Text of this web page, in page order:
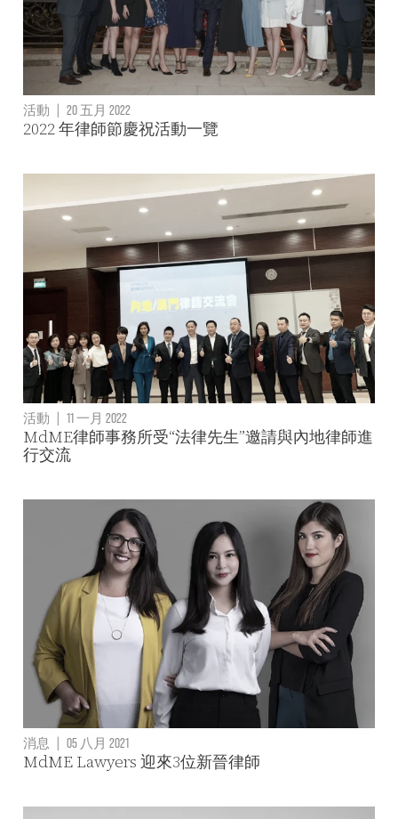
活動 | 20 五月 2022
2022 年律師節慶祝活動一覽
活動 | 11 一月 2022
MdME律師事務所受“法律先生”邀請與內地律師進
行交流
消息 05 八月 2021
MdME Lawyers 迎來3位新晉律師